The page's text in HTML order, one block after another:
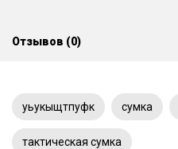
Отзывов (0)
уьукыщтпуфк сумка
тактическая сумка